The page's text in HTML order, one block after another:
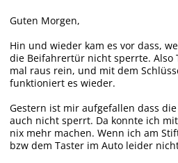
Guten Morgen,
Hin und wieder kam es vor dass,
die Beifahrertür nicht sperrte. Also
mal raus rein, und mit dem
funktioniert es wieder.
Gestern ist mir aufgefallen dass
auch nicht sperrt. Da konnte ich
nix mehr machen. Wenn ich am
bzw dem Taster im Auto leider